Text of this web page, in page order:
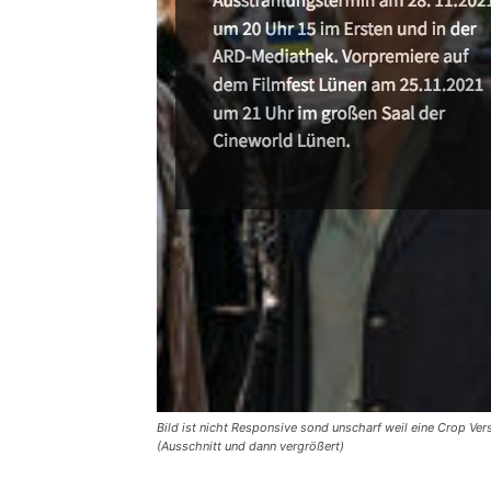
Bild ist nicht Responsive sond unscharf weil eine Crop
(Ausschnitt und dann vergrößert)